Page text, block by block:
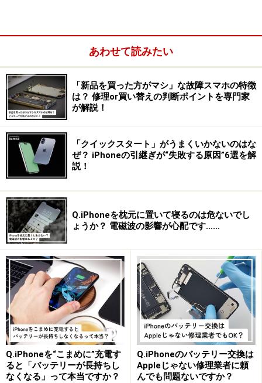
あわせて読みたい
「新品を買った方がマシ」な故障スマホの特徴
は？ 修理or買い替えの判断ポイントを専門家
が解説！
「クイックスタート」がうまくいかないのはな
ぜ？ iPhoneの引継ぎが“失敗する原因”6選を解
説！
Q.iPhoneを枕元に置いて寝るのは危ないでし
ょうか？ 電磁波の影響が心配です……
Q.iPhoneを“こまめに”充電す
ると「バッテリーが長持ちし
なくなる」って本当ですか？
Q.iPhoneのバッテリー交換は
Appleじゃない修理業者に頼
んでも問題ないですか？